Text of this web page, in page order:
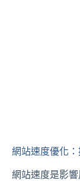
網站速度優化
網站速度是影響